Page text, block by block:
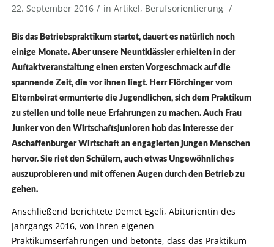
22. September 2016 / in Artikel, Berufsorientierung /
Bis das Betriebspraktikum startet, dauert es natürlich noch
einige Monate. Aber unsere Neuntklässler erhielten in der
Auftaktveranstaltung einen ersten Vorgeschmack auf die
spannende Zeit, die vor ihnen liegt. Herr Flörchinger vom
Elternbeirat ermunterte die Jugendlichen, sich dem Praktikum
zu stellen und tolle neue Erfahrungen zu machen. Auch Frau
Junker von den Wirtschaftsjunioren hob das Interesse der
Aschaffenburger Wirtschaft an engagierten jungen Menschen
hervor. Sie riet den Schülern, auch etwas Ungewöhnliches
auszuprobieren und mit offenen Augen durch den Betrieb zu
gehen.
Anschließend berichtete Demet Egeli, Abiturientin des
Jahrgangs 2016, von ihren eigenen
Praktikumserfahrungen und betonte, dass das Praktikum